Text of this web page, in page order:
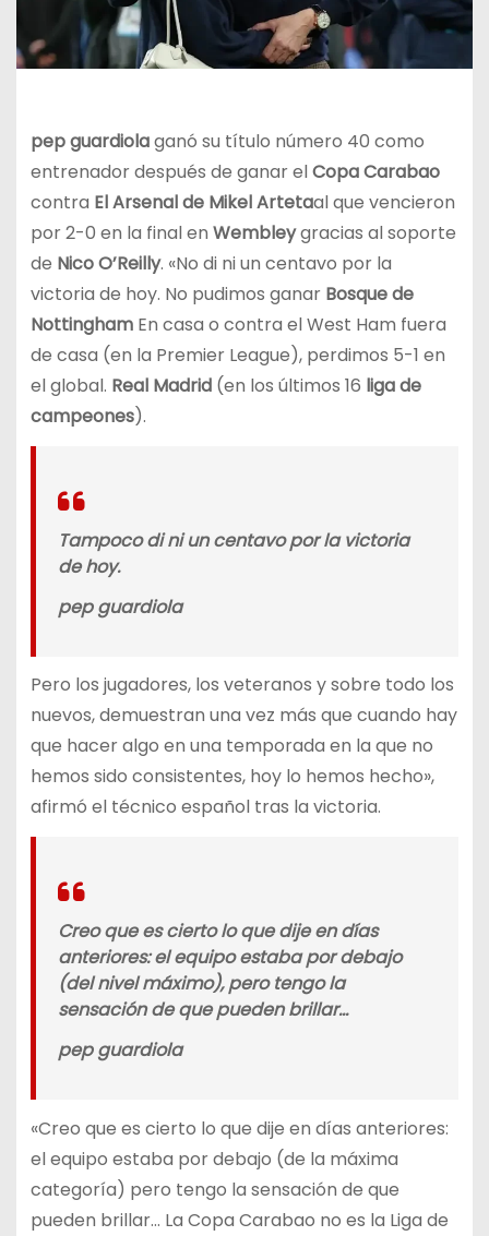
pep guardiolaganó su título número 40 como
entrenador después de ganar elCopa Carabao
contra El Arsenal de Mikel Artetaal que vencieron
por 2-0 en la final en Wembleygracias al soporte
de Nico O’Reilly. «No di ni un centavo por la
victoria de hoy. No pudimos ganar Bosque de
NottinghamEn casa o contra el West Ham fuera
de casa (en la Premier League), perdimos 5-1 en
el global. Real Madrid(en los últimos 16 liga de
campeones).
Tampoco di ni un centavo por la victoria
de hoy.
pep guardiola
Pero los jugadores, los veteranos y sobre todo los
nuevos, demuestran una vez más que cuando hay
que hacer algo en una temporada en la que no
hemos sido consistentes, hoy lo hemos hecho»,
afirmó el técnico español tras la victoria.
Creo que es cierto lo que dije en días
anteriores: el equipo estaba por debajo
(del nivel máximo), pero tengo la
sensación de que pueden brillar…
pep guardiola
«Creo que es cierto lo que dije en días anteriores:
el equipo estaba por debajo (de la máxima
categoría) pero tengo la sensación de que
pueden brillar… La Copa Carabao no es la Liga de